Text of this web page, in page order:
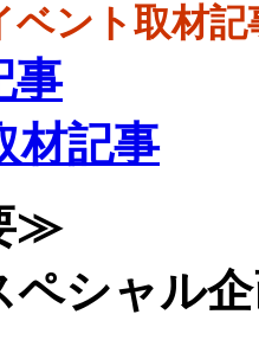
ント取材
事
材記事
≫
ペシャ